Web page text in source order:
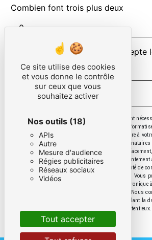
Combien font trois plus deux
En cochant cette case, j'accepte
particulières ci-dessous **
ENVOYER
** Les données personnelles communiquées sont
contacter et sont enregistrées dans un fichier
et ses sous-traitants dans le seul but de répondre à
collectées seront communiquées aux seuls
disposez de droits d’accès, de rectification,
limitation, d’opposition, de retrait de votre
d’introduire une réclamation auprès d’une autorité de
d’organiser le sort de vos données post-mortem. Vous
par voie postale à l'adresse ou par courrier électronique
justificatif d'identité pourra vous être demandé. Nous
pendant la période de prise de contact puis pendant la
légale aux fins probatoires et de gestion des
pour plus d’informations sur vos droits.
Ce site utilise des cookies
et vous donne le contrôle
sur ceux que vous
souhaitez activer
Nos outils (18)
APIs
Autre
Mesure d'audience
Régies publicitaires
Réseaux sociaux
Vidéos
Tout accepter